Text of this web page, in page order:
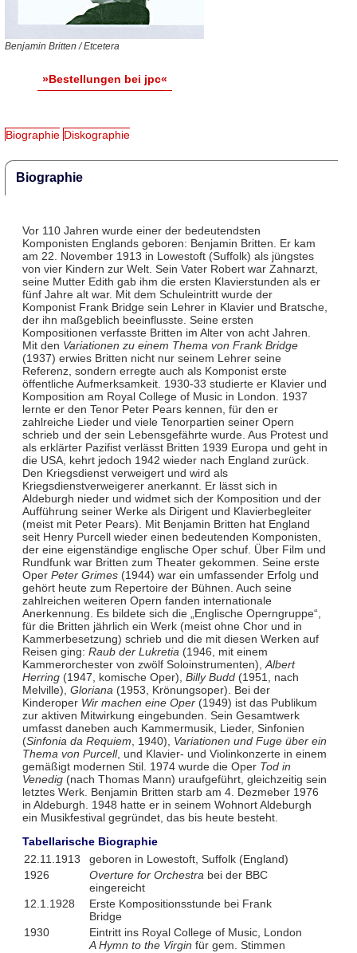
Benjamin Britten / Etcetera
»Bestellungen bei jpc«
Biographie Diskographie
Biographie
Vor 110 Jahren wurde einer der bedeutendsten
Komponisten Englands geboren: Benjamin Britten. Er kam
am 22. November 1913 in Lowestoft (Suffolk) als jüngstes
von vier Kindern zur Welt. Sein Vater Robert war Zahnarzt,
seine Mutter Edith gab ihm die ersten Klavierstunden als er
fünf Jahre alt war. Mit dem Schuleintritt wurde der
Komponist Frank Bridge sein Lehrer in Klavier und Bratsche,
der ihn maßgeblich beeinflusste. Seine ersten
Kompositionen verfasste Britten im Alter von acht Jahren.
Mit den Variationen zu einem Thema von Frank Bridge
(1937) erwies Britten nicht nur seinem Lehrer seine
Referenz, sondern erregte auch als Komponist erste
öffentliche Aufmerksamkeit. 1930-33 studierte er Klavier und
Komposition am Royal College of Music in London. 1937
lernte er den Tenor Peter Pears kennen, für den er
zahlreiche Lieder und viele Tenorpartien seiner Opern
schrieb und der sein Lebensgefährte wurde. Aus Protest und
als erklärter Pazifist verlässt Britten 1939 Europa und geht in
die USA, kehrt jedoch 1942 wieder nach England zurück.
Den Kriegsdienst verweigert und wird als
Kriegsdienstverweigerer anerkannt. Er lässt sich in
Aldeburgh nieder und widmet sich der Komposition und der
Aufführung seiner Werke als Dirigent und Klavierbegleiter
(meist mit Peter Pears). Mit Benjamin Britten hat England
seit Henry Purcell wieder einen bedeutenden Komponisten,
der eine eigenständige englische Oper schuf. Über Film und
Rundfunk war Britten zum Theater gekommen. Seine erste
Oper Peter Grimes(1944) war ein umfassender Erfolg und
gehört heute zum Repertoire der Bühnen. Auch seine
zahlreichen weiteren Opern fanden internationale
Anerkennung. Es bildete sich die „Englische Operngruppe“,
für die Britten jährlich ein Werk (meist ohne Chor und in
Kammerbesetzung) schrieb und die mit diesen Werken auf
Reisen ging: Raub der Lukretia (1946, mit einem
Kammerorchester von zwölf Soloinstrumenten), Albert
Herring(1947, komische Oper), Billy Budd(1951, nach
Melville), Gloriana (1953, Krönungsoper). Bei der
Kinderoper Wir machen eine Oper(1949) ist das Publikum
zur aktiven Mitwirkung eingebunden. Sein Gesamtwerk
umfasst daneben auch Kammermusik, Lieder, Sinfonien
(Sinfonia da Requiem , 1940), Variationen und Fuge über ein
Thema von Purcell, und Klavier- und Violinkonzerte in einem
gemäßigt modernen Stil. 1974 wurde die Oper Tod in
Venedig(nach Thomas Mann) uraufgeführt, gleichzeitig sein
letztes Werk. Benjamin Britten starb am 4. Dezmeber 1976
in Aldeburgh. 1948 hatte er in seinem Wohnort Aldeburgh
ein Musikfestival gegründet, das bis heute besteht.
Tabellarische Biographie
22.11.1913
geboren in Lowestoft, Suffolk (England)
1926
Overture for Orchestrabei der BBC
eingereicht
12.1.1928
Erste Kompositionsstunde bei Frank
Bridge
1930
Eintritt ins Royal College of Music, London
A Hymn to the Virgin für gem. Stimmen